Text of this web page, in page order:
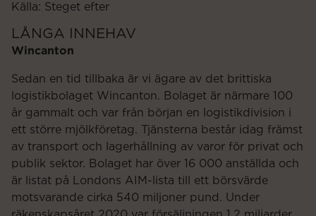
Källa: Steget efter
LÅNGA INNEHAV
Wincanton
Sedan en tid tillbaka är vi ägare av det brittiska
logistikbolaget Wincanton. Bolaget är närmare 100
år gammalt och var från början en logistikdivision i
ett större mjölkföretag. Tjänsterna består idag främst
av transport och lagerhållning av varor för privat och
publik sektor. Bolaget har över 16 000 anställda och
är listat på Londons AIM-lista till ett börsvärde
motsvarande cirka 540 miljoner pund. Under